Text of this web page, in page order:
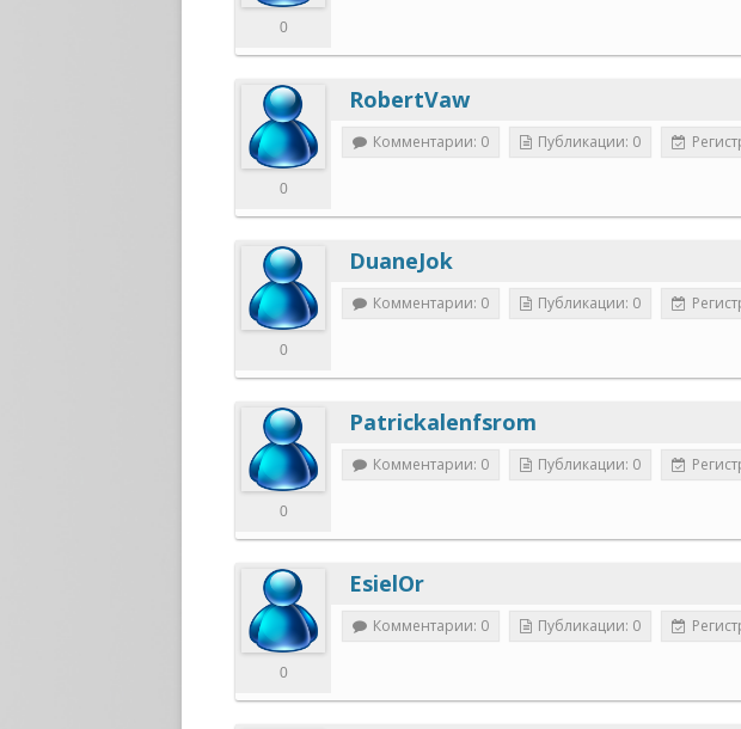
0
RobertVaw
0
Комментарии: 0 Публикации: 0
DuaneJok
0
Комментарии: 0 Публикации: 0
Patrickalenfsrom
0
Комментарии: 0 Публикации: 0
EsielOr
0
Комментарии: 0 Публикации: 0